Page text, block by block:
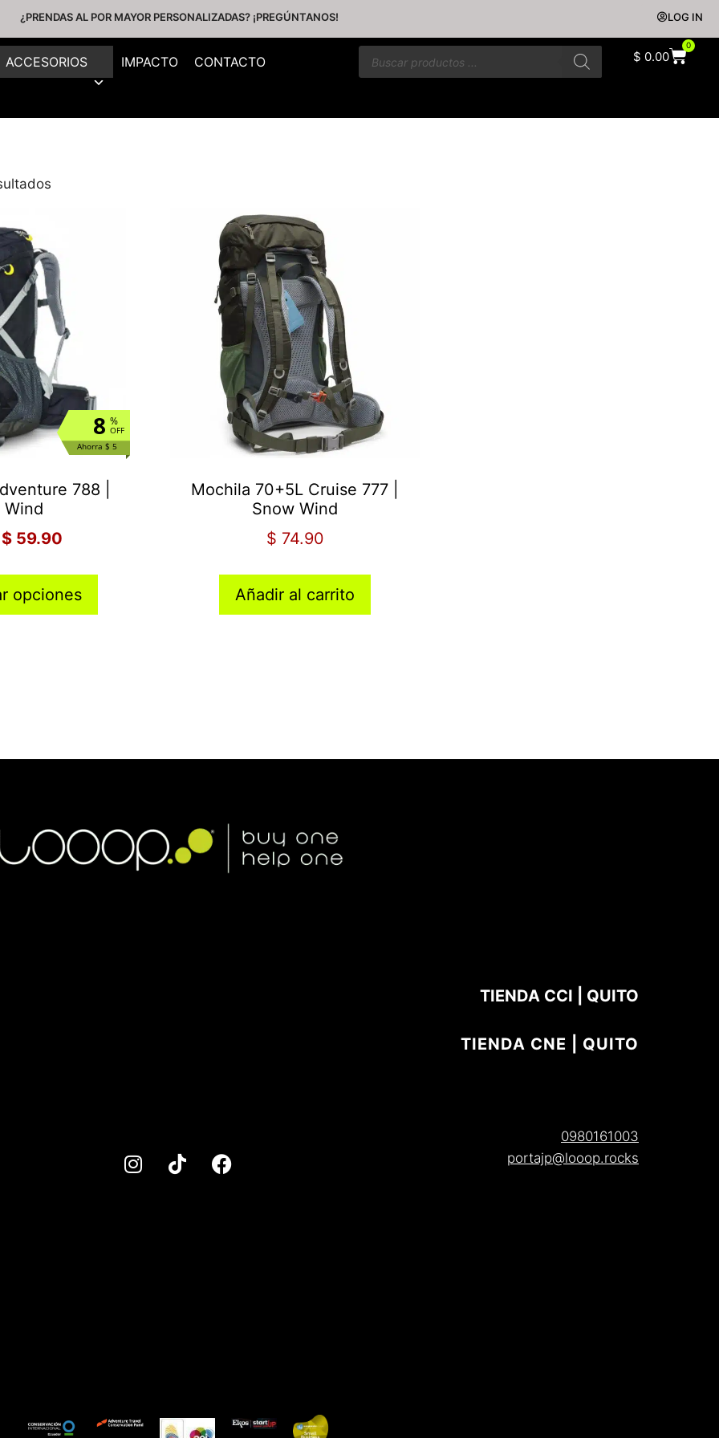
¿PRENDAS AL POR MAYOR PERSONALIZADAS? ¡PREGÚNTANOS! LOG IN
ACCESORIOS IMPACTO
CONTACTO
$ 0.00
0
%
OFF
8
Ahorra $ 5
788 |
Wind
$59.90
opciones
Mochila 70+5L Cruise 777 |
Snow Wind
$ 74.90
Añadir al carrito
TIENDA CCI | QUITO
TIENDA CNE | QUITO
0980161003
portajp@looop.rocks